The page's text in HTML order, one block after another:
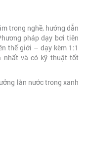
trong nghề, hướng dẫn
pháp dạy bơi tiên
thế giới – dạy kèm 1:1
nhất và có kỹ thuật tốt
làn nước trong xanh